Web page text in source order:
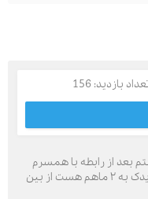
بازدید: 156
بعد از رابطه با همسرم
این نقطه زیر کلاهک الت به وجود اومد نزیدک به ۲ ماهم هست از بین